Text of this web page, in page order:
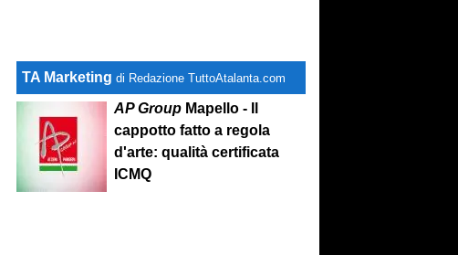
TA Marketing di Redazione TuttoAtalanta.com
AP Group Mapello - Il
cappotto fatto a regola
d'arte: qualità certificata
ICMQ